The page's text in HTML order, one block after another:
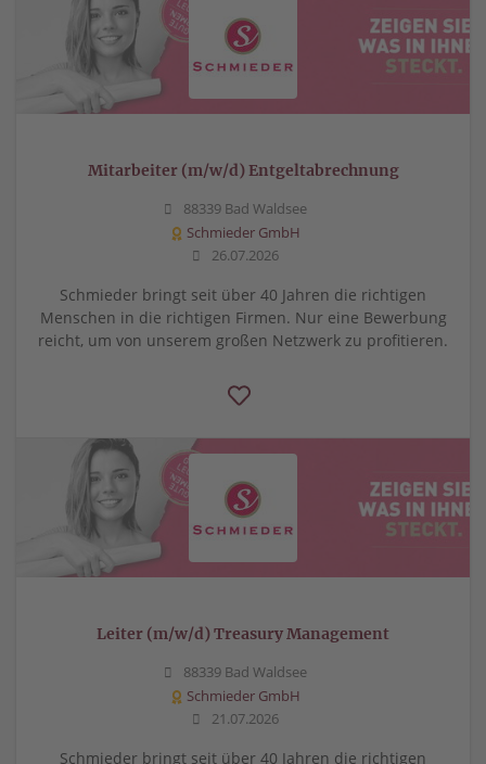
Mitarbeiter (m/w/d) Entgeltabrechnung
88339 Bad Waldsee
Schmieder GmbH
26.07.2026
Schmieder bringt seit über 40 Jahren die richtigen
Menschen in die richtigen Firmen. Nur eine Bewerbung
reicht, um von unserem großen Netzwerk zu profitieren.
Leiter (m/w/d) Treasury Management
88339 Bad Waldsee
Schmieder GmbH
21.07.2026
Schmieder bringt seit über 40 Jahren die richtigen